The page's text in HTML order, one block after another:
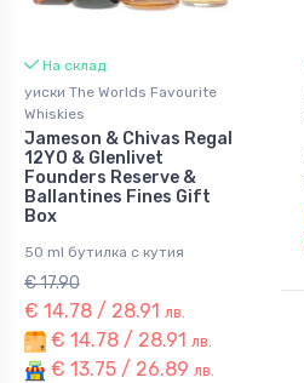
На склад
уиски The Worlds Favourite
Whiskies
Jameson & Chivas Regal
12YO & Glenlivet
Founders Reserve &
Ballantines Fines Gift
Box
50 ml бутилка с кутия
€ 17.90
€ 14.78 / 28.91 лв.
€ 14.78 / 28.91 лв.
€ 13.75 / 26.89 лв.